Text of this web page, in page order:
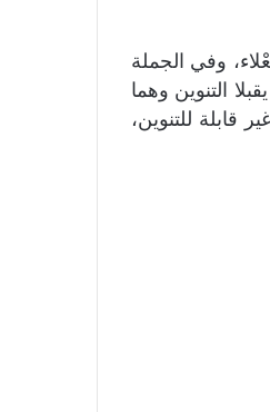
وفي الجملة
التنوين وهما
للتنوين،